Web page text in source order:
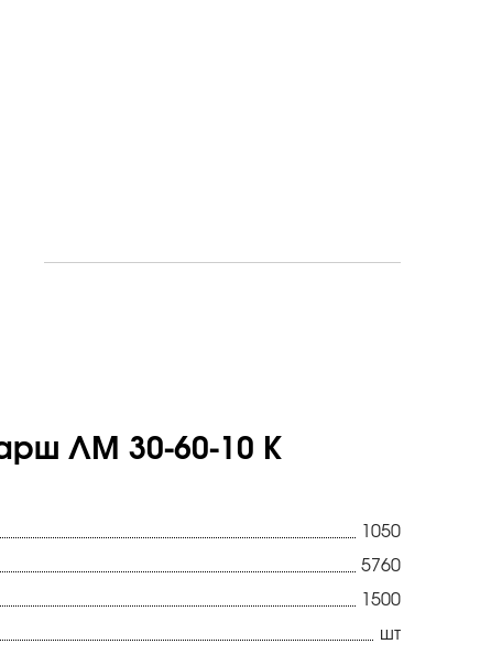
ЛМ 30-60-10 К
1050
5760
1500
шт